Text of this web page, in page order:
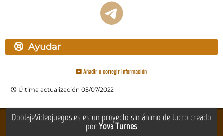
Ayudar
Añadir o corregir información
Última actualización 05/07/2022
DoblajeVideojuegos.es es un proyecto sin ánimo de lucro creado
porYova Turnes